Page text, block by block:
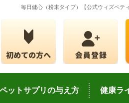
毎日健心（粉末タイプ）【公式ウィズペテ
ペットサプリの与え方 健康ラ